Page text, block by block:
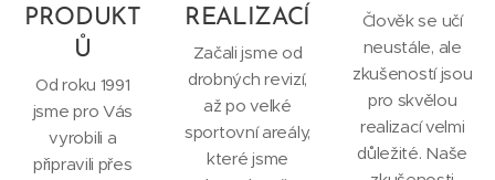
PRODUKT
Ů
Od roku 1991
jsme pro Vás
vyrobili a
připravili přes
REALIZACÍ
Začali jsme od
drobných revizí,
až po velké
sportovní areály,
které jsme
Člověk se učí
neustále, ale
zkušeností jsou
pro skvělou
realizací velmi
důležité. Naše